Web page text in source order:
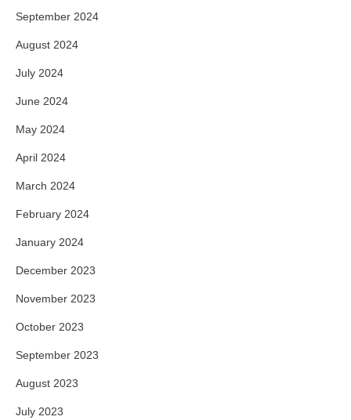
September 2024
August 2024
July 2024
June 2024
May 2024
April 2024
March 2024
February 2024
January 2024
December 2023
November 2023
October 2023
September 2023
August 2023
July 2023